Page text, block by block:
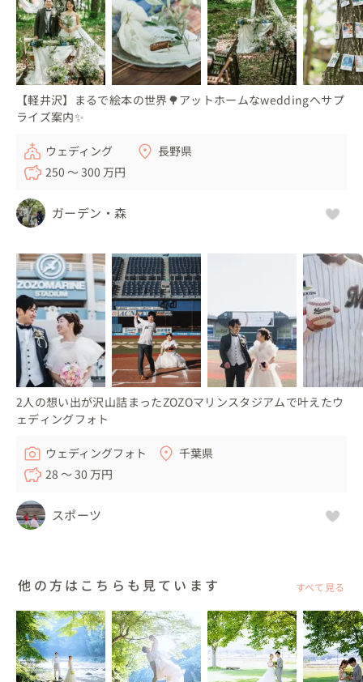
【軽井沢】まるで絵本の世界🌳アットホームなweddingへサプ
ライズ案内✨
ウェディング
長野県
250 〜 300 万円
ガーデン・森
2人の想い出が沢山詰まったZOZOマリンスタジアムで叶えたウ
ェディングフォト
ウェディングフォト
千葉県
28 〜 30 万円
スポーツ
他の方はこちらも見ています すべて見る